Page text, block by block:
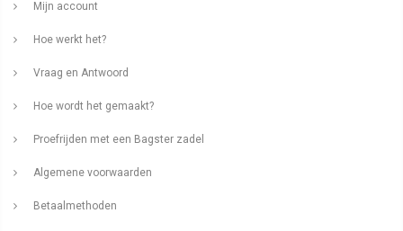
Mijn account
Hoe werkt het?
Vraag en Antwoord
Hoe wordt het gemaakt?
Proefrijden met een Bagster zadel
Algemene voorwaarden
Betaalmethoden